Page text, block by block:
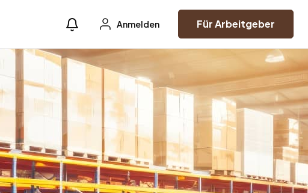
Anmelden Für Arbeitgeber